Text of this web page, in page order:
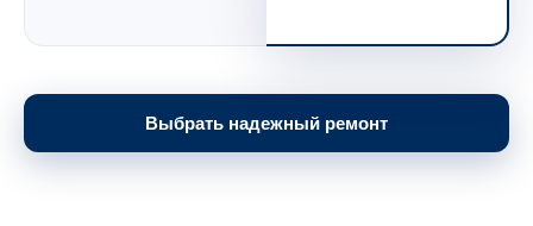
Выбрать надежный ремонт